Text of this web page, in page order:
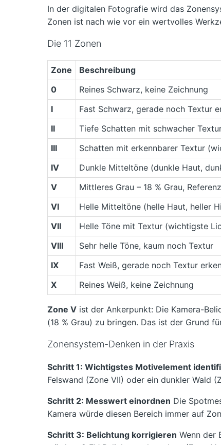
In der digitalen Fotografie wird das
Zonen ist nach wie vor ein wertvolles
Die 11 Zonen
Zone Beschreibung
0
Reines Schwarz, keine Zeichnung
I
Fast Schwarz, gerade noch Textur
II
Tiefe Schatten mit schwacher
III
Schatten mit erkennbarer Textur
IV
Dunkle Mitteltöne (dunkle Haut,
V
Mittleres Grau – 18 % Grau,
VI
Helle Mitteltöne (helle Haut, heller
VII
Helle Töne mit Textur (wichtigste
VIII
Sehr helle Töne, kaum noch Textur
IX
Fast Weiß, gerade noch Textur
X
Reines Weiß, keine Zeichnung
Zone V ist der Ankerpunkt: Die Kamera-
(18 % Grau) zu bringen. Das ist der Grund
Zonensystem-Denken in der Praxis
Schritt 1: Wichtigstes Motivelement
Felswand (Zone VII) oder ein dunkler Wald
Schritt 2: Messwert einordnen Die
Kamera würde diesen Bereich immer auf
Schritt 3: Belichtung korrigieren Wenn der